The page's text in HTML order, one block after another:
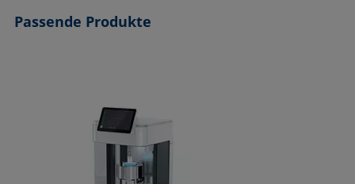
Passende Produkte